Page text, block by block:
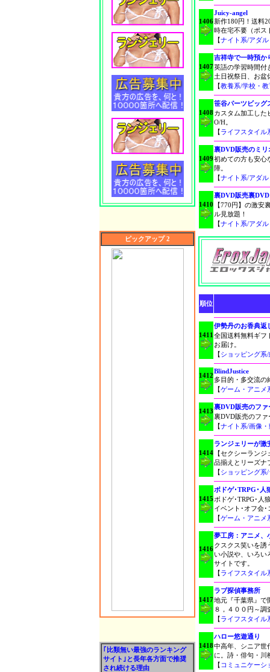
ピックアップ 2
｢比類無い最強のランキング
サイト｣と長年各方面で推奨
され続ける理由
1406
Juicy-angel
新作180円！送料
時在宅不要（ポス
【ナイト系/アダ
1407
吉祥寺で一時預か
英語の学習時間付
土日祝祭日、お盆
【教養系/学校・
1408
笹谷パーツビッグ
カスタム加工した
O/H。
【ライフスタイル
1409
裏DVD販売のミリ
初めての方も安心
障。
【ナイト系/アダ
1410
裏DVD販売裏
【770円】の激安
ル見放題！
【ナイト系/アダ
順位
1411
伊勢丹のお香典返
全国送料無料ギフ
お届け。
【ショッピング系
1412
BlindJustice
多目的・多交流の
【ゲーム・アニメ
1413
裏DVD販売のファ
裏DVD販売のフ
【ナイト系/画像・
1414
ランジェリーが激
【セクシーラン
品揃えとリーズナ
【ショッピング系
1415
ボドゲ･TRPG･人
ボドゲ･TRPG･人
イベント･オフ会
【ゲーム・アニメ
1416
夢工房：アニメ、
クスクス笑いを誘
い小説や、いろい
サイトです。
【ライフスタイル
1417
ラブ探偵事務所
地元『千葉県』で
８，４００円～調
【ライフスタイル
1418
ハロー悠遊通り
中高年、シニア世
に。詩・俳句・川
【 コミュニケーシ